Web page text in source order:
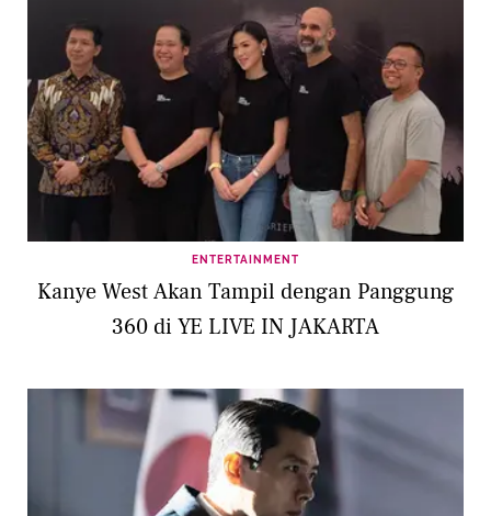
ENTERTAINMENT
Kanye West Akan Tampil dengan Panggung
360 di YE LIVE IN JAKARTA